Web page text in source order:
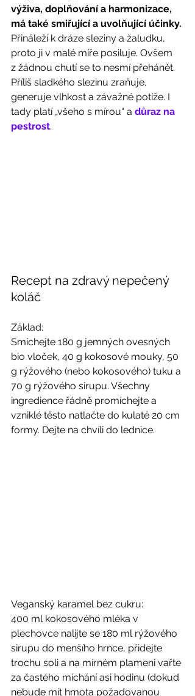
výživa, doplňování a harmonizace,
má také smiřující a uvolňující účinky.
Přináleží k dráze sleziny a žaludku,
proto ji v malé míře posiluje. Ovšem
z žádnou chutí se to nesmí přehánět.
Příliš sladkého slezinu zraňuje,
generuje vlhkost a závažné potíže. I
tady platí „všeho s mírou“ a důraz na
pestrost.
Recept na zdravý nepečený
koláč
Základ:
Smíchejte 180 g jemných ovesných
bio vloček, 40 g kokosové mouky, 50
g rýžového (nebo kokosového) tuku a
70 g rýžového sirupu. Všechny
ingredience řádně promíchejte a
vzniklé těsto natlačte do kulaté 20 cm
formy. Dejte na chvíli do lednice.
Veganský karamel bez cukru:
400 ml kokosového mléka v
plechovce nalijte se 180 ml rýžového
sirupu do menšího hrnce, přidejte
trochu soli a na mírném plameni vařte
za častého míchání asi hodinu (dokud
nebude mít hmota požadovanou